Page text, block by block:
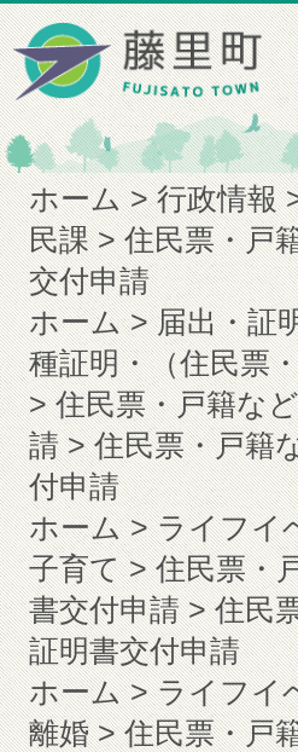
ホーム 行政情報
民課
住民票・戸
交付申請
ホーム
届出・証
種証明・（住民票
住民票・戸籍な
請
住民票・戸籍
付申請
ホーム
ライフイ
子育て
住民票・
書交付申請
住民
証明書交付申請
ホーム
ライフイ
離婚
住民票・戸